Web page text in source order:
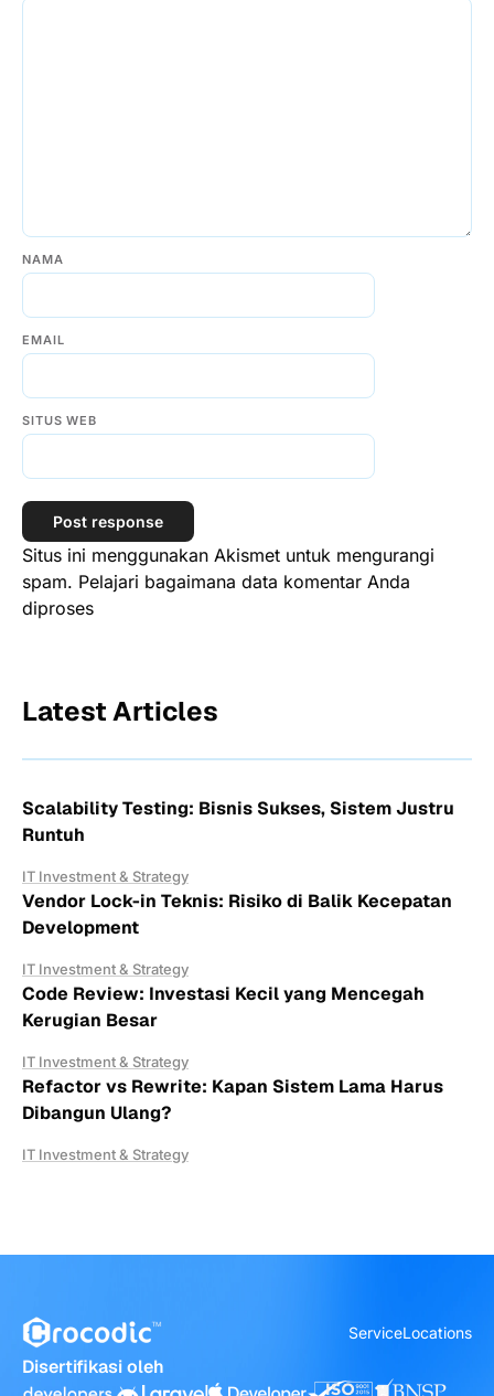
NAMA
EMAIL
SITUS WEB
Situs ini menggunakan Akismet untuk mengurangi
spam. Pelajari bagaimana data komentar Anda
diproses
Latest Articles
Scalability Testing: Bisnis Sukses, Sistem Justru
Runtuh
IT Investment & Strategy
Vendor Lock-in Teknis: Risiko di Balik Kecepatan
Development
IT Investment & Strategy
Code Review: Investasi Kecil yang Mencegah
Kerugian Besar
IT Investment & Strategy
Refactor vs Rewrite: Kapan Sistem Lama Harus
Dibangun Ulang?
IT Investment & Strategy
ServiceLocations
Disertifikasi oleh